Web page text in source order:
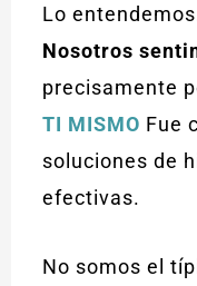
Lo
Nosotros
precisamente
TI MISMO Fue
soluciones de
efectivas.
No somos el